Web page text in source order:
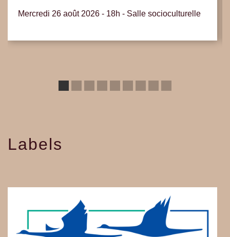
Mercredi 26 août 2026 - 18h - Salle socioculturelle
Labels